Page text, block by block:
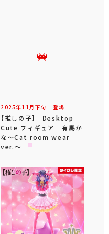
2025年 11 月 下旬 登場
【推しの子】 Desktop
Cute フィギュア 有馬か
な～Cat room wear
ver.～